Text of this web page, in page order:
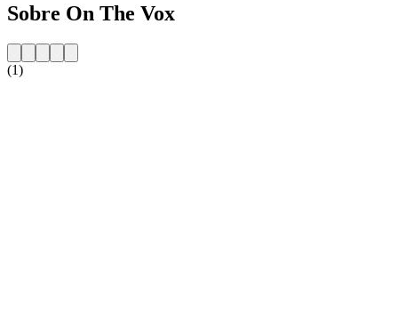
Sobre On The Vox
(1)